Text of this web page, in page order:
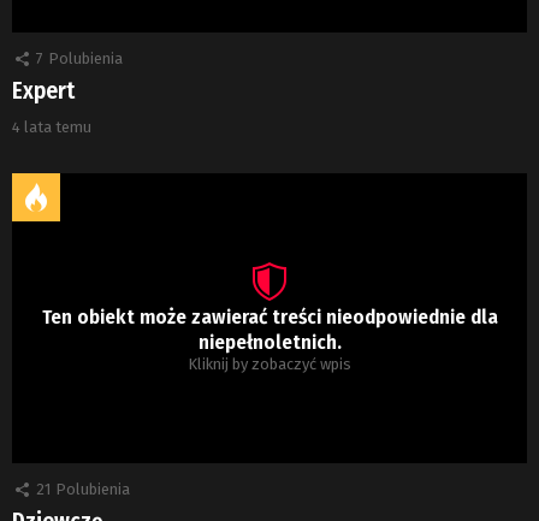
7 Polubienia
Expert
4 lata temu
Ten obiekt może zawierać treści nieodpowiednie dla
niepełnoletnich.
Kliknij by zobaczyć wpis
21 Polubienia